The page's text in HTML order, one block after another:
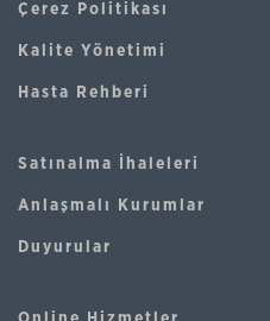
Çerez Politikası
Kalite Yönetimi
Hasta Rehberi
Satınalma İhaleleri
Anlaşmalı Kurumlar
Duyurular